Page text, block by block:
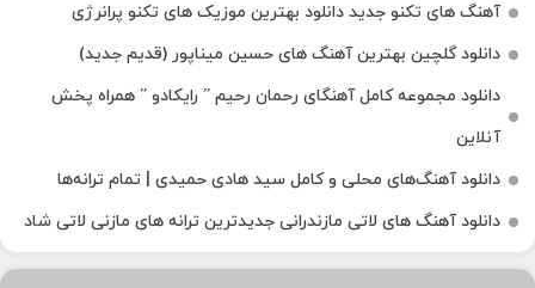
آهنگ های تکنو جدید دانلود بهترین موزیک های تکنو پرانرژی
دانلود گلچین بهترین آهنگ های حسین میناپور (قدیم جدید)
دانلود مجموعه کامل آهنگای رحمان رحیم ” رایکادو ” همراه پخش
آنلاین
دانلود آهنگ‌های محلی و کامل سید هادی حمیدی | تمام ترانه‌ها
دانلود آهنگ‌ های لاتی مازندرانی جدیدترین ترانه های مازنی لاتی شاد